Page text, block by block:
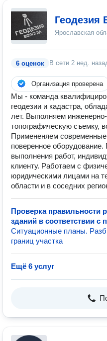
Геодезия
Ярославская
6 оценок В сети 2 нед.
Организация проверена
Мы - команда
геодезии и кадастра,
лет. Выполняем
топографическую съемку,
Примененяем современные
поверенное оборудование.
выполнения работ,
клиенту. Работаем с
юридическими лицами на
области и в соседних
Проверка правильности
зданий в соответствии с
Ситуационные планы.
границ участка
Ещё 6 услуг